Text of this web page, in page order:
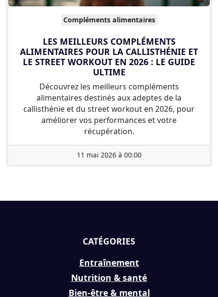
Compléments alimentaires
LES MEILLEURS COMPLÉMENTS
ALIMENTAIRES POUR LA CALLISTHÉNIE ET
LE STREET WORKOUT EN 2026 : LE GUIDE
ULTIME
Découvrez les meilleurs compléments
alimentaires destinés aux adeptes de la
callisthénie et du street workout en 2026, pour
améliorer vos performances et votre
récupération.
11 mai 2026 à 00:00
CATÉGORIES
Entraînement
Nutrition & santé
Bien-être & mental